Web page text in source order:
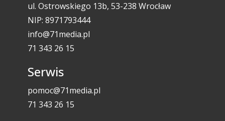
ul. Ostrowskiego 13b, 53-238 Wrocław
NIP: 8971793444
info@71media.pl
71 343 26 15
Serwis
pomoc@71media.pl
71 343 26 15